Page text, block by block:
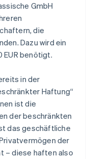
GmbH
die
Dazu wird ein
benötigt.
in der
Haftung“
ist die
der beschränkten
das geschäftliche
der
– diese haften also